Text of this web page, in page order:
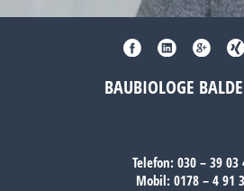
BAUBIOLOGE
Telefon: 030 – 39 03
Mobil: 0178 – 4 91